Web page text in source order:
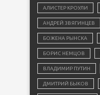
АЛИСТЕР КРОУЛИ
АНДРЕЙ ЗВЯГИНЦЕВ
БОЖЕНА РЫНСКА
БОРИС НЕМЦОВ
ВЛАДИМИР ПУТИН
ДМИТРИЙ БЫКОВ